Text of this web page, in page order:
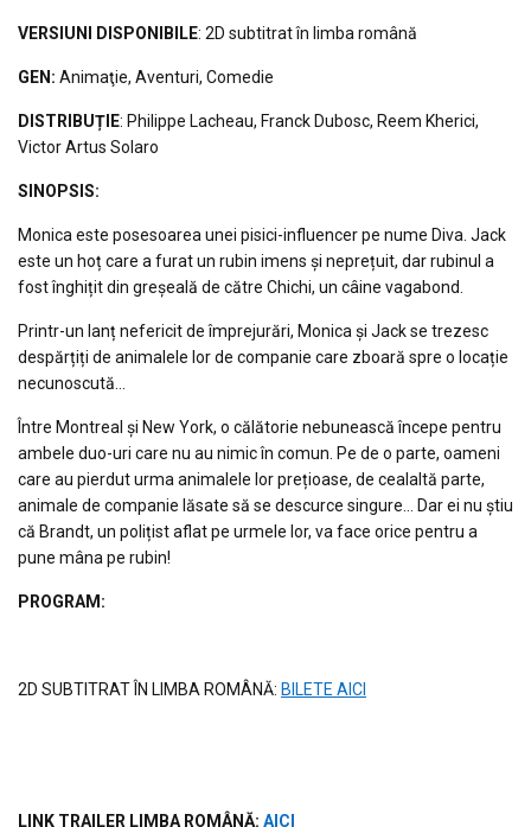
VERSIUNI DISPONIBILE: 2D subtitrat în limba română
GEN: Animaţie, Aventuri, Comedie
DISTRIBUȚIE: Philippe Lacheau, Franck Dubosc, Reem Kherici,
Victor Artus Solaro
S INOPSIS:
Monica este posesoarea unei pisici-influencer pe nume Diva. Jack
este un hoț care a furat un rubin imens și neprețuit, dar rubinul a
fost înghițit din greșeală de către Chichi, un câine vagabond.
Printr-un lanț nefericit de împrejurări, Monica și Jack se trezesc
despărțiți de animalele lor de companie care zboară spre o locație
necunoscută…
Între Montreal și New York, o călătorie nebunească începe pentru
ambele duo-uri care nu au nimic în comun. Pe de o parte, oameni
care au pierdut urma animalele lor prețioase, de cealaltă parte,
animale de companie lăsate să se descurce singure… Dar ei nu știu
că Brandt, un polițist aflat pe urmele lor, va face orice pentru a
pune mâna pe rubin!
PROGRAM:
2D SUBTITRAT ÎN LIMBA ROMÂNĂ: BILETE AICI
LINK TRAILER LIMBA ROMÂNĂ: AICI